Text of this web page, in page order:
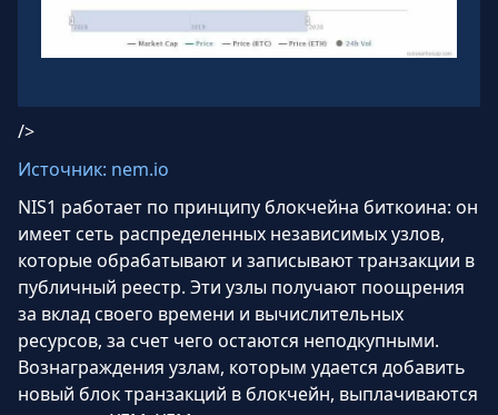
/>
Источник: nem.io
NIS1 работает по принципу блокчейна биткоина: он
имеет сеть распределенных независимых узлов,
которые обрабатывают и записывают транзакции в
публичный реестр. Эти узлы получают поощрения
за вклад своего времени и вычислительных
ресурсов, за счет чего остаются неподкупными.
Вознаграждения узлам, которым удается добавить
новый блок транзакций в блокчейн, выплачиваются